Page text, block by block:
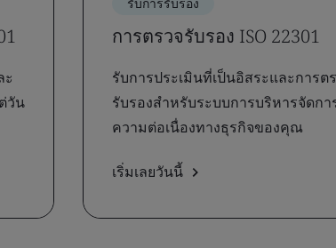
ะ
วัน
การตรวจรับรอง ISO 22301
รับการประเมินที่เป็นอิสระและการต
รับรองสำหรับระบบการบริหารจัดกา
ความต่อเนื่องทางธุรกิจของคุณ
เริ่มเลยวันนี้